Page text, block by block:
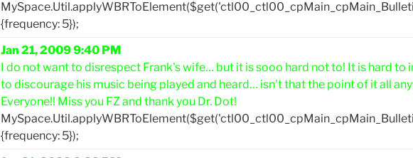
{frequency: 5});
Jan 21, 2009 9:40 PM
I do not want to disrespect Frank's wife… but it is sooo hard not to! It is hard to
to discourage his music being played and heard… isn't that the point of it all
Everyone!! Miss you FZ and thank you Dr. Dot!
{frequency: 5});